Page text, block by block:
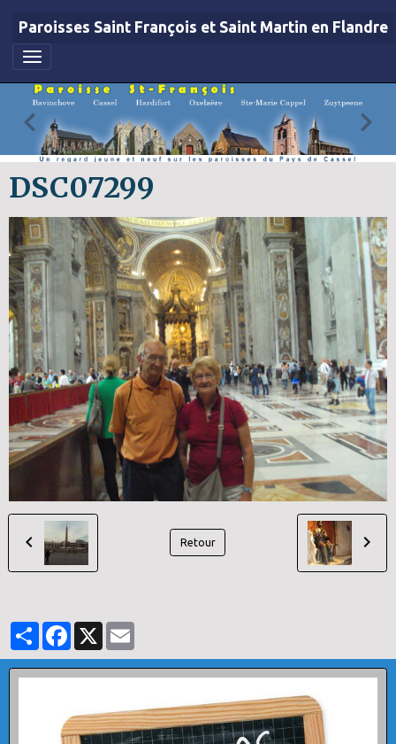
Paroisses Saint François et Saint Martin en Flandre
DSC07299
Retour
PartagerFacebook